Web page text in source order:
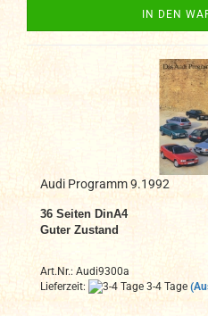
IN DEN
Audi Programm 9.1992
36 Seiten DinA4
Guter Zustand
Art.Nr.: Audi9300a
Lieferzeit:
3-4 Tage